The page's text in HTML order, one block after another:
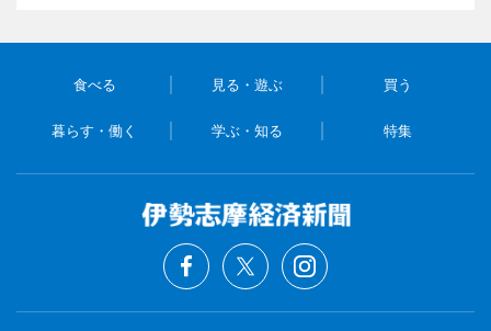
食べる 見る・遊ぶ 買う
暮らす・働く 学ぶ・知る 特集